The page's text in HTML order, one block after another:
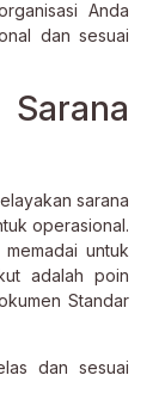
Anda
dan sesuai
sarana
operasional.
untuk
adalah poin
Standar
dan sesuai